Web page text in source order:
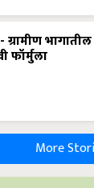
ग्रामीण
फॉर्मुला
More